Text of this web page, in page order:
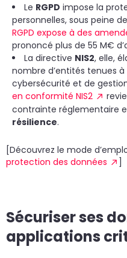
Le RGPD impose la
personnelles, sous peine
RGPD expose à des
prononcé plus de 55 M€
La directive NIS2, elle,
nombre d’entités tenues
cybersécurité et de
en conformité NIS2
contrainte réglementaire
résilience.
[Découvrez le mode
protection des données
]
Sécuriser ses
applications